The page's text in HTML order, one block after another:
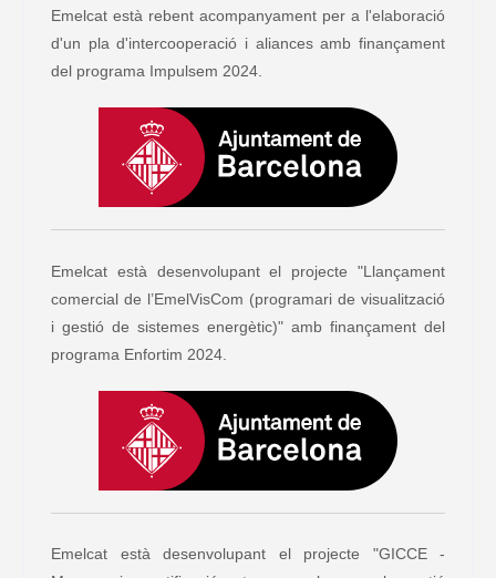
Emelcat està rebent acompanyament per a l'elaboració
d'un pla d'intercooperació i aliances amb finançament
del programa Impulsem 2024.
Emelcat està desenvolupant el projecte "Llançament
comercial de l’EmelVisCom (programari de visualització
i gestió de sistemes energètic)" amb finançament del
programa Enfortim 2024.
Emelcat està desenvolupant el projecte "GICCE -